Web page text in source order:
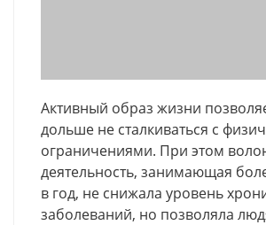
Активный образ жизни
дольше не сталкиваться с
ограничениями. При этом
деятельность, занимающая
в год, не снижала уровень
заболеваний, но позволяла